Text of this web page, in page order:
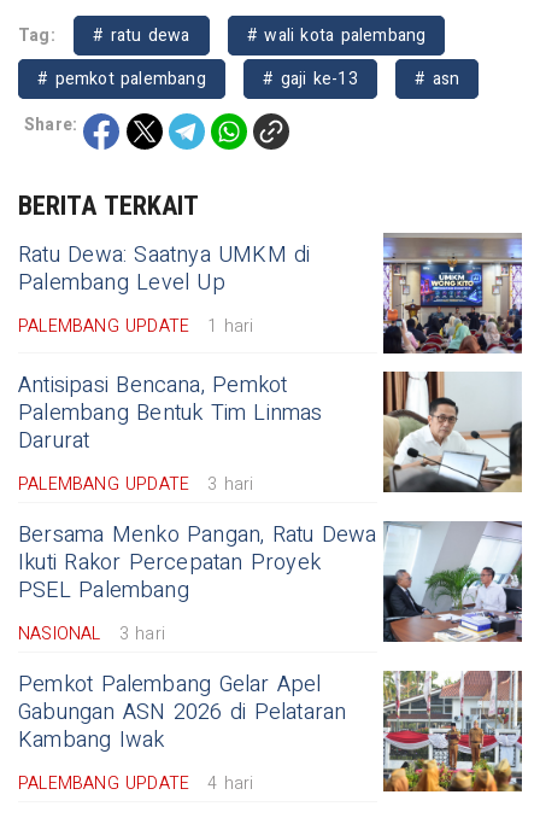
Tag: # ratu dewa
# wali kota palembang
# pemkot palembang
# gaji ke-13
# asn
Share:
BERITA TERKAIT
Ratu Dewa: Saatnya UMKM di
Palembang Level Up
PALEMBANG UPDATE 1 hari
Antisipasi Bencana, Pemkot
Palembang Bentuk Tim Linmas
Darurat
PALEMBANG UPDATE 3 hari
Bersama Menko Pangan, Ratu Dewa
Ikuti Rakor Percepatan Proyek
PSEL Palembang
NASIONAL 3 hari
Pemkot Palembang Gelar Apel
Gabungan ASN 2026 di Pelataran
Kambang Iwak
PALEMBANG UPDATE 4 hari